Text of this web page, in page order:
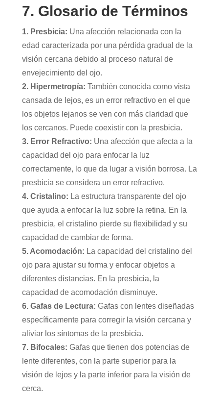
7. Glosario de Términos
1. Presbicia: Una afección relacionada con la
edad caracterizada por una pérdida gradual de la
visión cercana debido al proceso natural de
envejecimiento del ojo.
2. Hipermetropía: También conocida como vista
cansada de lejos, es un error refractivo en el que
los objetos lejanos se ven con más claridad que
los cercanos. Puede coexistir con la presbicia.
3. Error Refractivo: Una afección que afecta a la
capacidad del ojo para enfocar la luz
correctamente, lo que da lugar a visión borrosa. La
presbicia se considera un error refractivo.
4. Cristalino: La estructura transparente del ojo
que ayuda a enfocar la luz sobre la retina. En la
presbicia, el cristalino pierde su flexibilidad y su
capacidad de cambiar de forma.
5. Acomodación: La capacidad del cristalino del
ojo para ajustar su forma y enfocar objetos a
diferentes distancias. En la presbicia, la
capacidad de acomodación disminuye.
6. Gafas de Lectura: Gafas con lentes diseñadas
específicamente para corregir la visión cercana y
aliviar los síntomas de la presbicia.
7. Bifocales: Gafas que tienen dos potencias de
lente diferentes, con la parte superior para la
visión de lejos y la parte inferior para la visión de
cerca.